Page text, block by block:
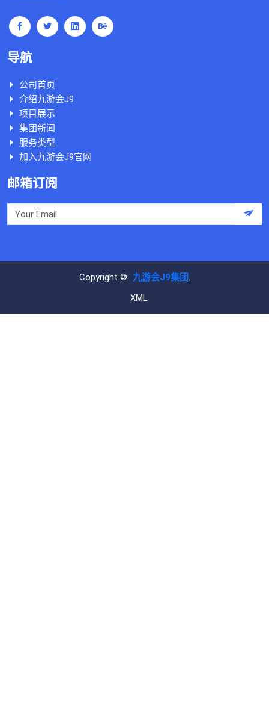
导航
公司首页
介绍九游会J9
项目展示
集团新闻
服务类型
加入九游会J9官网
邮箱订阅
Copyright © 九游会J9集团.
XML